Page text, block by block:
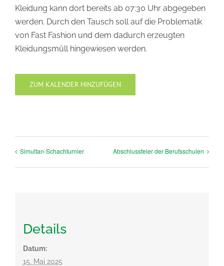
Kleidung kann dort bereits ab 07:30 Uhr abgegeben
werden. Durch den Tausch soll auf die Problematik
von Fast Fashion und dem dadurch erzeugten
Kleidungsmüll hingewiesen werden.
ZUM KALENDER HINZUFÜGEN
Simultan-Schachturnier Abschlussfeier der Berufsschulen
Details
Datum:
15. Mai 2025